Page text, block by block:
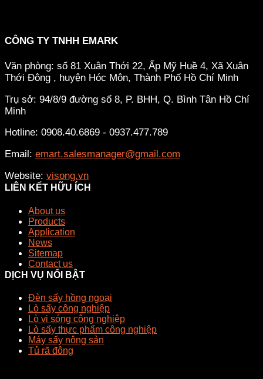
CÔNG TY TNHH EMARK
Văn phòng: số 81 Xuân Thới 22, Ấp Mỹ Huề 4, Xã Xuân
Thới Đông , huyện Hóc Môn, Thành Phố Hồ Chí Minh
Trụ sở: 94/8/9 đường số 8, P. BHH, Q. Bình Tân Hồ Chí
Minh
Hotline: 0908.40.6869 - 0937.477.789
Email: emart.salesmanager@gmail.com
Website: visong.vn
LIÊN KẾT HỮU ÍCH
About us
Products
Application
News
Sitemap
Contact us
DỊCH VỤ NỔI BẬT
Đèn sấy hồng ngoại
Lò sấy công nghiệp
Lò vi sóng công nghiệp
Lò sấy thực phẩm công nghiệp
Máy sấy nông sản
Tủ rã đông